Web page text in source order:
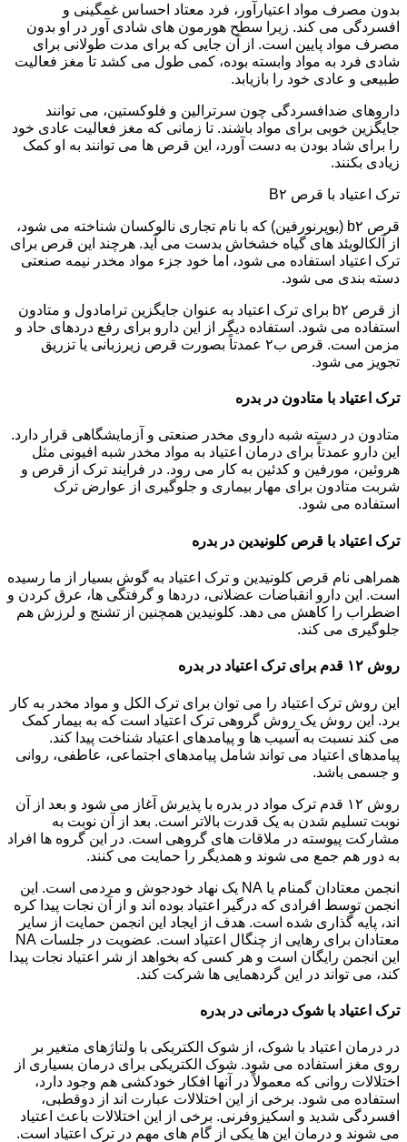
بدون مصرف مواد اعتیارآور، فرد معتاد احساس غمگینی و
افسردگی می کند. زیرا سطح هورمون های شادی آور در او بدون
مصرف مواد پایین است. از آن جایی که برای مدت طولانی برای
شادی فرد به مواد وابسته بوده، کمی طول می کشد تا مغز فعالیت
طبیعی و عادی خود را بازیابد.
داروهای ضدافسردگی چون سرترالین و فلوکستین، می توانند
جایگزین خوبی برای مواد باشند. تا زمانی که مغز فعالیت عادی خود
را برای شاد بودن به دست آورد، این قرص ها می توانند به او کمک
زیادی بکنند.
ترک اعتیاد با قرص B۲
قرص b۲ (بوپرنورفین) که با نام تجاری نالوکسان شناخته می شود،
از آلکالویئد های گیاه خشخاش بدست می آید. هرچند این قرص برای
ترک اعتیاد استفاده می شود، اما خود جزء مواد مخدر نیمه صنعتی
دسته بندی می شود.
از قرص b۲ برای ترک اعتیاد به عنوان جایگزین ترامادول و متادون
استفاده می شود. استفاده دیگر از این دارو برای رفع دردهای حاد و
مزمن است. قرص ب۲ عمدتاً بصورت قرص زیرزبانی یا تزریق
تجویز می شود.
ترک اعتیاد با متادون در بدره
متادون در دسته شبه داروی مخدر صنعتی و آزمایشگاهی قرار دارد.
این دارو عمدتاً برای درمان اعتیاد به مواد مخدر شبه افیونی مثل
هروئین، مورفین و کدئین به کار می رود. در فرایند ترک از قرص و
شربت متادون برای مهار بیماری و جلوگیری از عوارض ترک
استفاده می شود.
ترک اعتیاد با قرص کلونیدین در بدره
همراهی نام قرص کلونیدین و ترک اعتیاد به گوش بسیار از ما رسیده
است. این دارو انقباضات عضلانی، دردها و گرفتگی ها، عرق کردن و
اضطراب را کاهش می دهد. کلونیدین همچنین از تشنج و لرزش هم
جلوگیری می کند.
روش ۱۲ قدم برای ترک اعتیاد در بدره
این روش ترک اعتیاد را می توان برای ترک الکل و مواد مخدر به کار
برد. این روش یک روش گروهی ترک اعتیاد است که به بیمار کمک
می کند نسبت به آسیب ها و پیامدهای اعتیاد شناخت پیدا کند.
پیامدهای اعتیاد می تواند شامل پیامدهای اجتماعی، عاطفی، روانی
و جسمی باشد.
روش ۱۲ قدم ترک مواد در بدره با پذیرش آغاز می شود و بعد از آن
نوبت تسلیم شدن به یک قدرت بالاتر است. بعد از آن نوبت به
مشارکت پیوسته در ملاقات های گروهی است. در این گروه ها افراد
به دور هم جمع می شوند و همدیگر را حمایت می کنند.
انجمن معتادان گمنام یا NA یک نهاد خودجوش و مردمی است. این
انجمن توسط افرادی که درگیر اعتیاد بوده اند و از آن نجات پیدا کره
اند، پایه گذاری شده است. هدف از ایجاد این انجمن حمایت از سایر
معتادان برای رهایی از چنگال اعتیاد است. عضویت در جلسات NA
این انجمن رایگان است و هر کسی که بخواهد از شر اعتیاد نجات پیدا
کند، می تواند در این گردهمایی ها شرکت کند.
ترک اعتیاد با شوک درمانی در بدره
در درمان اعتیاد با شوک، از شوک الکتریکی با ولتاژهای متغیر بر
روی مغز استفاده می شود. شوک الکتریکی برای درمان بسیاری از
اختلالات روانی که معمولاً در آنها افکار خودکشی هم وجود دارد،
استفاده می شود. برخی از این اختلالات عبارت اند از دوقطبی،
افسردگی شدید و اسکیزوفرنی. برخی از این اختلالات باعث اعتیاد
می شوند و درمان این ها یکی از گام های مهم در ترک اعتیاد است.